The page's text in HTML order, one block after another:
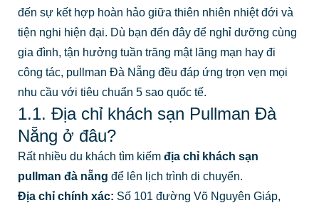
đến sự kết hợp hoàn hảo giữa thiên nhiên nhiệt đới và
tiện nghi hiện đại. Dù bạn đến đây để nghỉ dưỡng cùng
gia đình, tận hưởng tuần trăng mật lãng mạn hay đi
công tác, pullman Đà Nẵng đều đáp ứng trọn vẹn mọi
nhu cầu với tiêu chuẩn 5 sao quốc tế.
1.1. Địa chỉ khách sạn Pullman Đà
Nẵng ở đâu?
Rất nhiều du khách tìm kiếm địa chỉ khách sạn
pullman đà nẵng để lên lịch trình di chuyển.
Địa chỉ chính xác: Số 101 đường Võ Nguyên Giáp,